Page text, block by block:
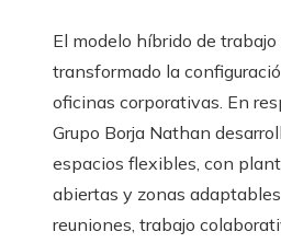
El modelo híbrido de trabajo
transformado la
oficinas corporativas. En
Grupo Borja Nathan
espacios flexibles, con
abiertas y zonas
reuniones, trabajo